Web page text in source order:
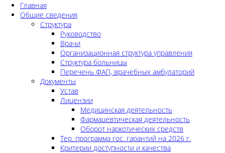
Главная
Общие сведения
Структура
Руководство
Врачи
Организационная структура управления
Структура больницы
Перечень ФАП, врачебных амбулаторий
Документы
Устав
Лицензии
Медицинская деятельность
Фармацевтическая деятельность
Оборот наркотических средств
Тер. программа гос. гарантий на 2026 г.
Критерии доступности и качества